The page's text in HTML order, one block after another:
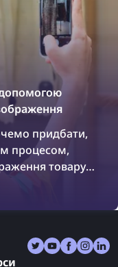
придбати,
процесом,
товару.
одяг,
зображення.